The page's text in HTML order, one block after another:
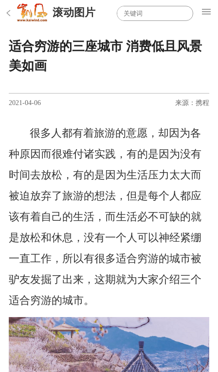
滚动图片
适合穷游的三座城市 消费低且风景
美如画
2021-04-06 来源：携程
很多人都有着旅游的意愿，却因为各
种原因而很难付诸实践，有的是因为没有
时间去放松，有的是因为生活压力太大而
被迫放弃了旅游的想法，但是每个人都应
该有着自己的生活，而生活必不可缺的就
是放松和休息，没有一个人可以神经紧绷
一直工作，所以有很多适合穷游的城市被
驴友发掘了出来，这期就为大家介绍三个
适合穷游的城市。